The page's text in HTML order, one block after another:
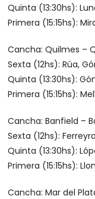
Quinta (13:30hs):
Primera (15:15hs):
Cancha: Quilmes –
Sexta (12hs): Rúa,
Quinta (13:30hs):
Primera (15:15hs):
Cancha: Banfield –
Sexta (12hs):
Quinta (13:30hs):
Primera (15:15hs):
Cancha: Mar del